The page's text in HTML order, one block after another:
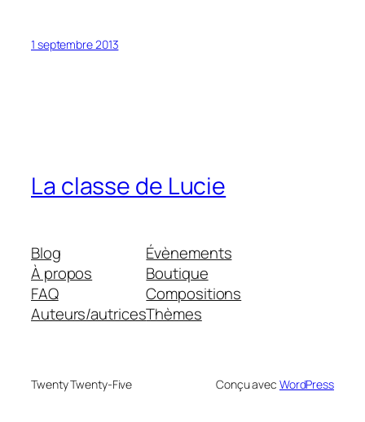
1 septembre 2013
La classe de Lucie
Blog
À propos
FAQ
Auteurs/autrices
Évènements
Boutique
Compositions
Thèmes
Twenty Twenty-Five Conçu avec WordPress